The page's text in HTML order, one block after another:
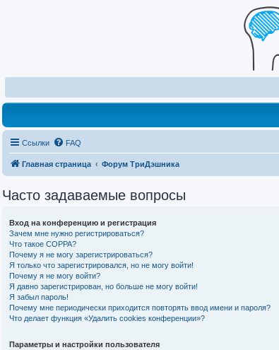
Ссылки FAQ
Главная страница Форум ТриДэшника
Часто задаваемые вопросы
Вход на конференцию и регистрация
Зачем мне нужно регистрироваться?
Что такое COPPA?
Почему я не могу зарегистрироваться?
Я только что зарегистрировался, но не могу войти!
Почему я не могу войти?
Я давно зарегистрирован, но больше не могу войти!
Я забыл пароль!
Почему мне периодически приходится повторять ввод имени и пароля?
Что делает функция «Удалить cookies конференции»?
Параметры и настройки пользователя